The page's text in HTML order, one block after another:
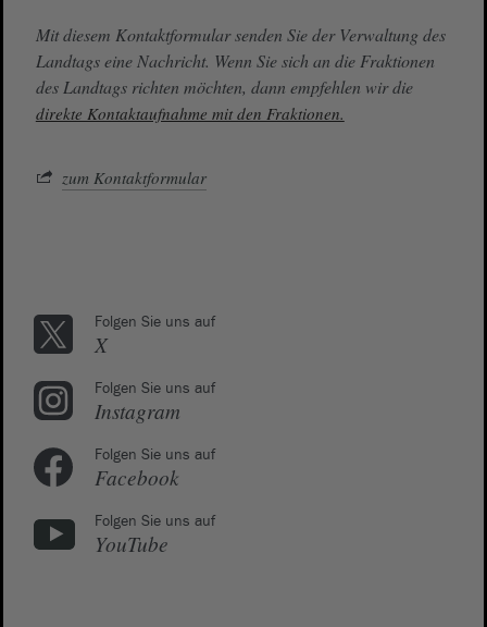
Mit diesem Kontaktformular senden Sie der Verwaltung des
Landtags eine Nachricht. Wenn Sie sich an die Fraktionen
des Landtags richten möchten, dann empfehlen wir die
direkte Kontaktaufnahme mit den Fraktionen.
zum Kontaktformular
Folgen Sie uns auf
X
Folgen Sie uns auf
Instagram
Folgen Sie uns auf
Facebook
Folgen Sie uns auf
YouTube